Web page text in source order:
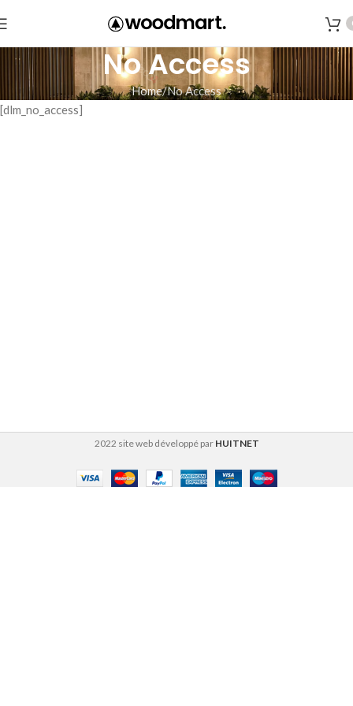
No Access
Home No Access
[dlm_no_access]
2022 site web développé par HUITNET